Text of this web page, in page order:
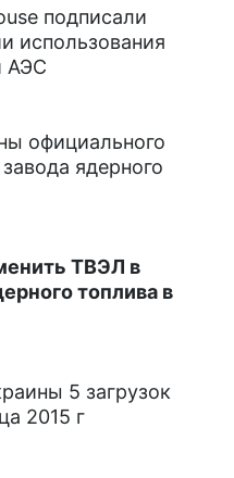
подписали
использования
АЭС
официального
ядерного
ТВЭЛ в
топлива в
5 загрузок
2015 г